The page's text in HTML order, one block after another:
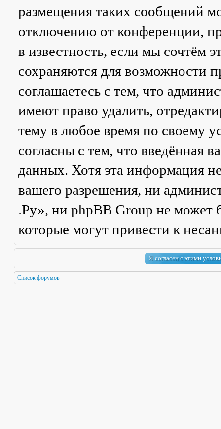
размещения таких сообщений
отключению от конференции,
в известность, если мы сочтём
сохраняются для возможности
соглашаетесь с тем, что
имеют право удалить,
тему в любое время по своему
согласны с тем, что введённая
данных. Хотя эта информация
вашего разрешения, ни
.Ру», ни phpBB Group не может
которые могут привести к
Список форумов